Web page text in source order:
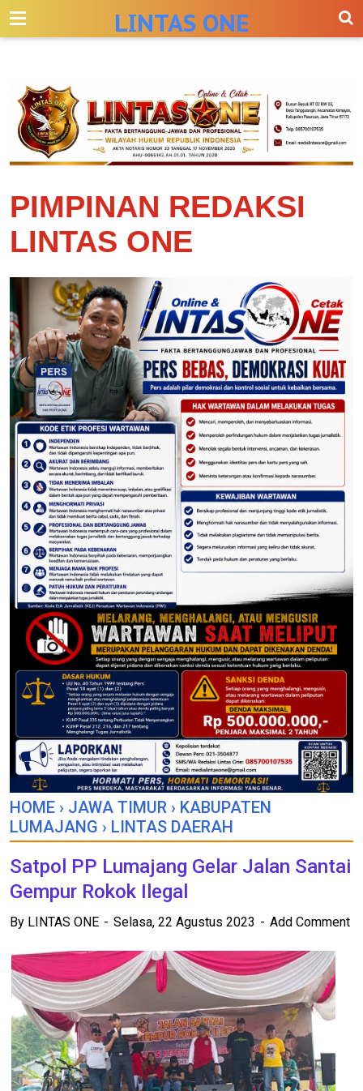
--> LINTAS ONE
PIMPINAN REDAKSI
LINTAS ONE
HOME › JAWA TIMUR › KABUPATEN
LUMAJANG › LINTAS DAERAH
Satpol PP Lumajang Gelar Jalan Santai
Gempur Rokok Ilegal
By LINTAS ONE Selasa, 22 Agustus 2023 Add Comment